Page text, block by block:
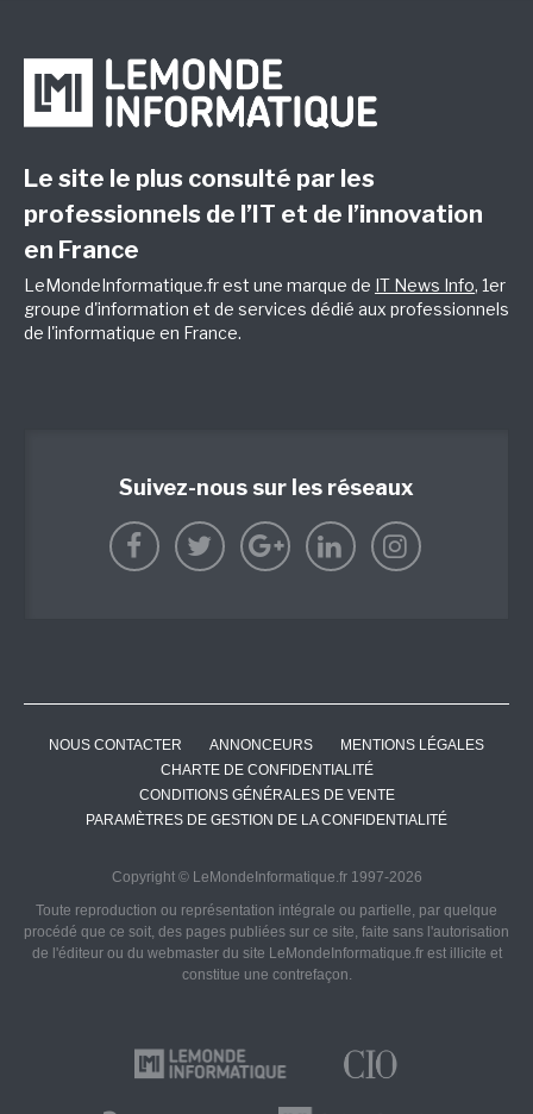
Le site le plus consulté par les
professionnels de l’IT et de l’innovation
en France
LeMondeInformatique.fr est une marque de IT News Info, 1er
groupe d'information et de services dédié aux professionnels
de l'informatique en France.
Suivez-nous sur les réseaux
NOUS CONTACTER ANNONCEURS
MENTIONS LÉGALES
CHARTE DE CONFIDENTIALITÉ
CONDITIONS GÉNÉRALES DE VENTE
PARAMÈTRES DE GESTION DE LA CONFIDENTIALITÉ
Copyright © LeMondeInformatique.fr 1997-2026
Toute reproduction ou représentation intégrale ou partielle, par quelque
procédé que ce soit, des pages publiées sur ce site, faite sans l'autorisation
de l'éditeur ou du webmaster du site LeMondeInformatique.fr est illicite et
constitue une contrefaçon.